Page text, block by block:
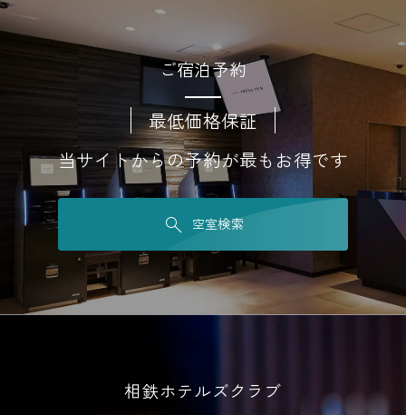
ご宿泊予約
最低価格保証
当サイトからの予約が最もお得です
空室検索
相鉄ホテルズクラブ